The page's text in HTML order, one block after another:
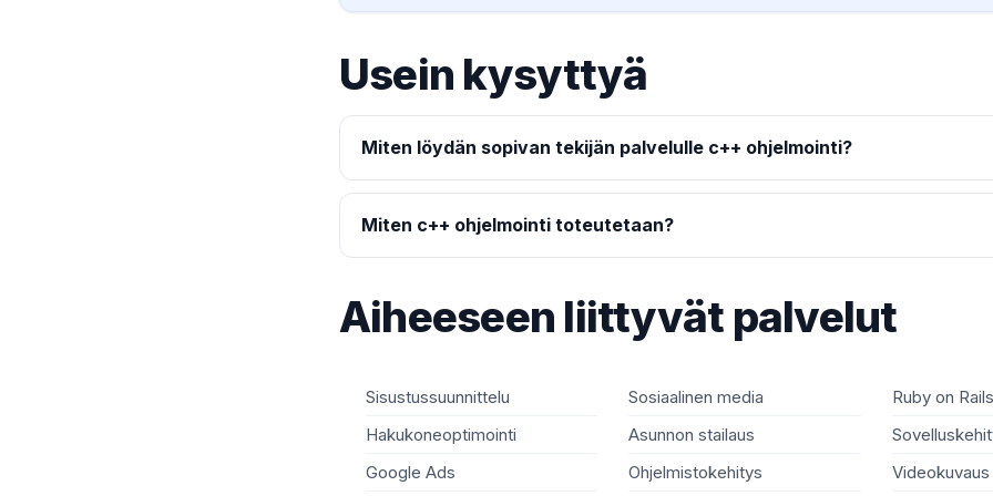
Usein kysyttyä
Miten löydän sopivan tekijän palvelulle c++ ohjelmointi?
Miten c++ ohjelmointi toteutetaan?
Aiheeseen liittyvät palvelut
Sisustussuunnittelu
Hakukoneoptimointi
Google Ads
Sosiaalinen media
Asunnon stailaus
Ohjelmistokehitys
Ruby on Rails
Videokuvaus